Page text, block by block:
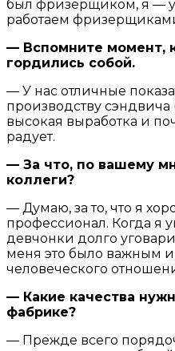
был фризерщиком, я —
работаем
— Вспомните момент,
гордились собой.
— У нас отличные
производству
высокая выработка и
радует.
— За что, по вашему
коллеги?
— Думаю, за то, что я
профессионал. Когда я
девчонки долго
меня это было важным
человеческого
— Какие качества
фабрике?
— Прежде всего